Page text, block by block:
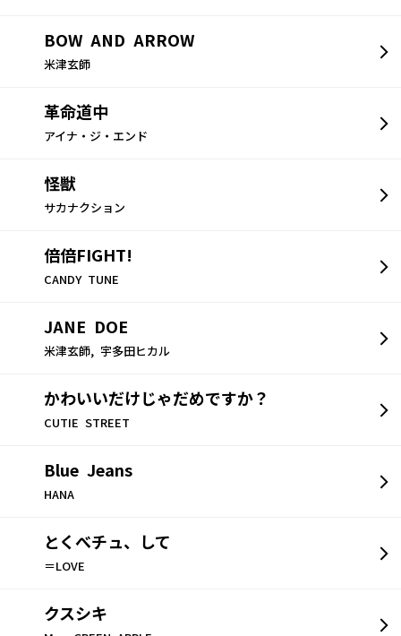
BOW AND ARROW
米津玄師
革命道中
アイナ・ジ・エンド
怪獣
サカナクション
倍倍FIGHT!
CANDY TUNE
JANE DOE
米津玄師, 宇多田ヒカル
かわいいだけじゃだめですか？
CUTIE STREET
Blue Jeans
HANA
とくべチュ、して
＝LOVE
クスシキ